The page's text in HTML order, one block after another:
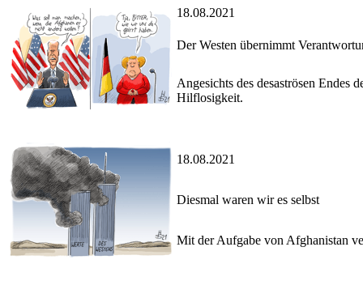
18.08.2021
Der Westen übernimmt
Angesichts des desaströsen Endes
Hilflosigkeit.
18.08.2021
Diesmal waren wir es selbst
Mit der Aufgabe von Afghanistan